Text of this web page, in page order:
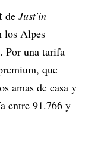
de Just'in
los Alpes
Por una tarifa
que
amas de casa y
entre 91.766 y